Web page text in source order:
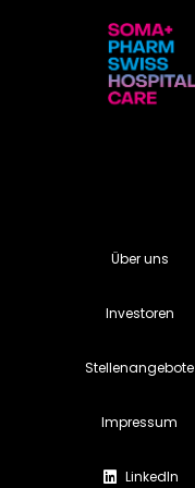
Über uns
Investoren
Stellenangebote
Impressum
LinkedIn